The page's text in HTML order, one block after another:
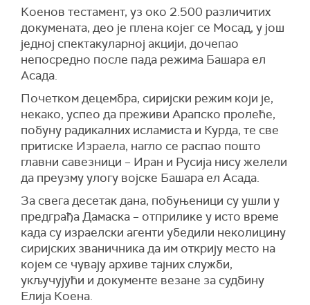
Коенов тестамент, уз око 2.500 различитих
докумената, део је плена којег се Мосад, у још
једној спектакуларној акцији, дочепао
непосредно после пада режима Башара ел
Асада.
Почетком децембра, сиријски режим који је,
некако, успео да преживи Арапско пролеће,
побуну радикалних исламиста и Курда, те све
притиске Израела, нагло се распао пошто
главни савезници – Иран и Русија нису желели
да преузму улогу војске Башара ел Асада.
За свега десетак дана, побуњеници су ушли у
предграђа Дамаска – отприлике у исто време
када су израелски агенти убедили неколицину
сиријских званичника да им открију место на
којем се чувају архиве тајних служби,
укључујући и документе везане за судбину
Елија Коена.